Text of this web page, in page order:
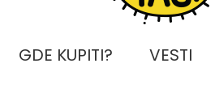
GDE KUPITI? VESTI